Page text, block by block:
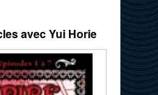
avec Yui Horie